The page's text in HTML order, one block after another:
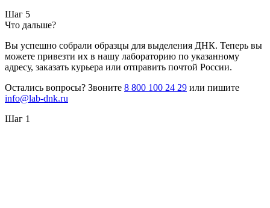
Шаг 5
Что дальше?
Вы успешно собрали образцы для выделения ДНК. Теперь вы
можете привезти их в нашу лабораторию по указанному
адресу, заказать курьера или отправить почтой России.
Остались вопросы? Звоните 8 800 100 24 29 или пишите
info@lab-dnk.ru
Шаг 1